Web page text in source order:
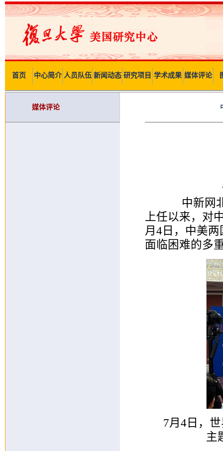
首页 中心简介 人员队伍 新闻动态 研究项目 学术成果 媒体评论
媒体评论
中新网北
上任以来，对
月4日，中美
面临困难的多
7月4日，
主